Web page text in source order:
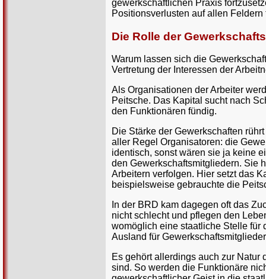
gewerkschaftlichen Praxis
Positionsverlusten auf allen Feldern
Die Rolle der
Warum lassen sich die
Vertretung der Interessen der
Als Organisationen der Arbeiter
Peitsche. Das Kapital sucht nach
den Funktionären fündig.
Die Stärke der Gewerkschaften
aller Regel Organisatoren: die
identisch, sonst wären sie ja keine
den Gewerkschaftsmitgliedern. Sie
Arbeitern verfolgen. Hier setzt das
beispielsweise gebrauchte die
In der BRD kam dagegen oft das
nicht schlecht und pflegen den
womöglich eine staatliche Stelle für
Ausland für
Es gehört allerdings auch zur
sind. So werden die Funktionäre